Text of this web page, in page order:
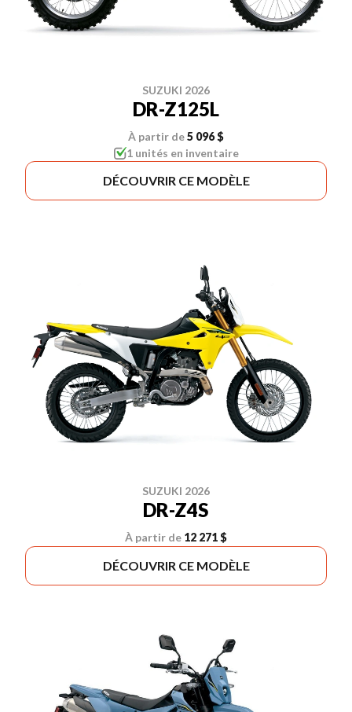
SUZUKI 2026
DR-Z125L
À partir de5 096 $
1 unités en inventaire
DÉCOUVRIR CE MODÈLE
SUZUKI 2026
DR-Z4S
À partir de 12 271 $
DÉCOUVRIR CE MODÈLE